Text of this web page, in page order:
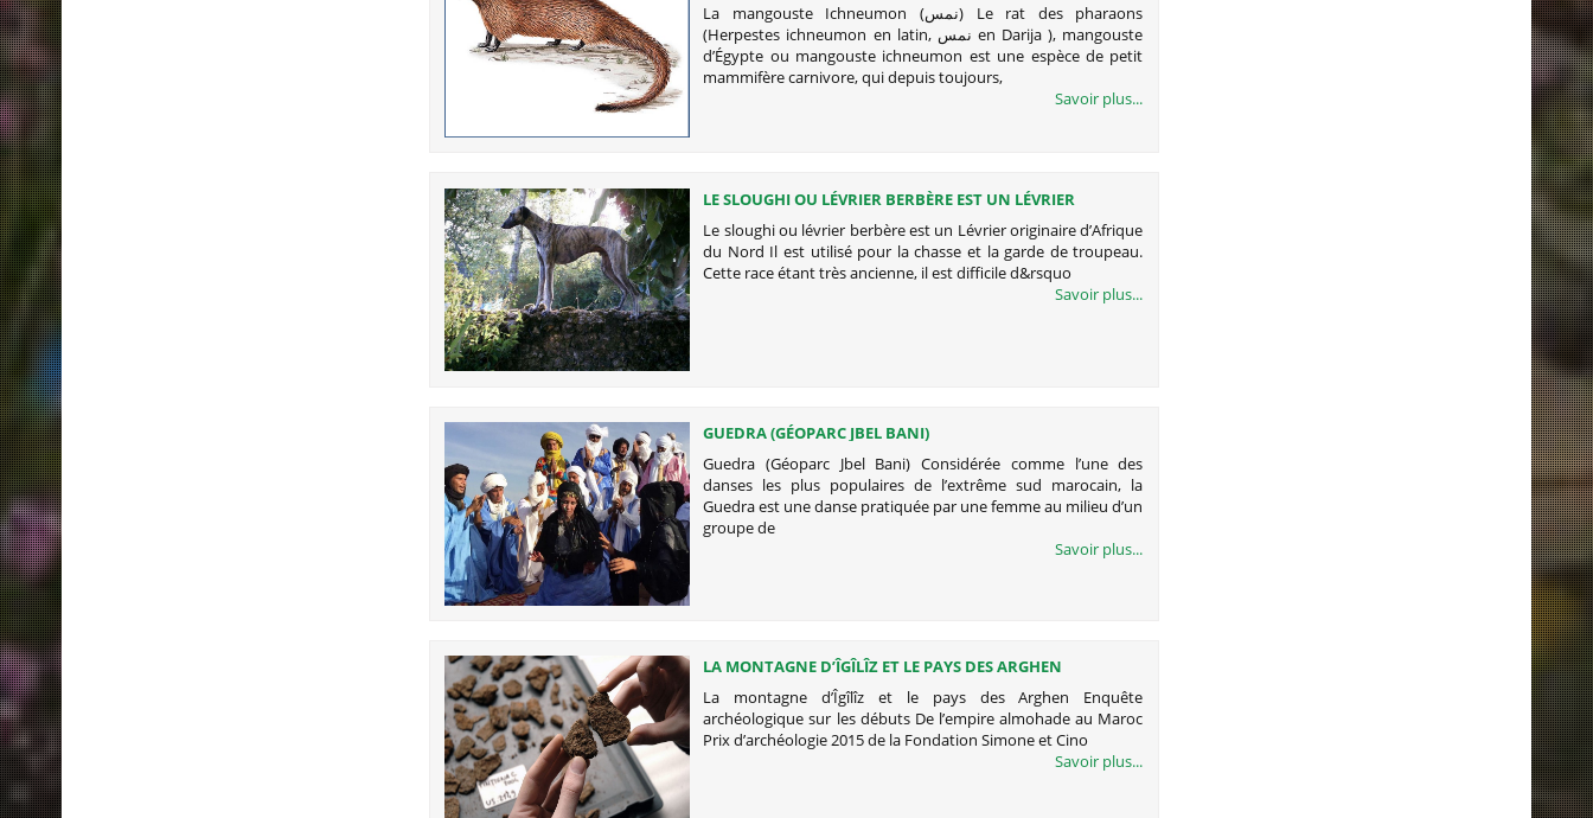
La mangouste Ichneumon (نمس) Le rat des pharaons
(Herpestes ichneumon en latin, نمس en Darija ), mangouste
d’Égypte ou mangouste ichneumon est une espèce de petit
mammifère carnivore, qui depuis toujours,
Savoir plus...
LE SLOUGHI OU LÉVRIER BERBÈRE EST UN LÉVRIER
ORIGINAIRE D’AFRIQUE DU NORD
Le sloughi ou lévrier berbère est un Lévrier originaire d’Afrique
du Nord Il est utilisé pour la chasse et la garde de troupeau.
Cette race étant très ancienne, il est difficile d&rsquo
Savoir plus...
GUEDRA (GÉOPARC JBEL BANI)
Guedra (Géoparc Jbel Bani) Considérée comme l’une des
danses les plus populaires de l’extrême sud marocain, la
Guedra est une danse pratiquée par une femme au milieu d’un
groupe de
Savoir plus...
LA MONTAGNE D’ÎGÎLÎZ ET LE PAYS DES ARGHEN
La montagne d’Îgîlîz et le pays des Arghen Enquête
archéologique sur les débuts De l’empire almohade au Maroc
Prix d’archéologie 2015 de la Fondation Simone et Cino
Savoir plus...